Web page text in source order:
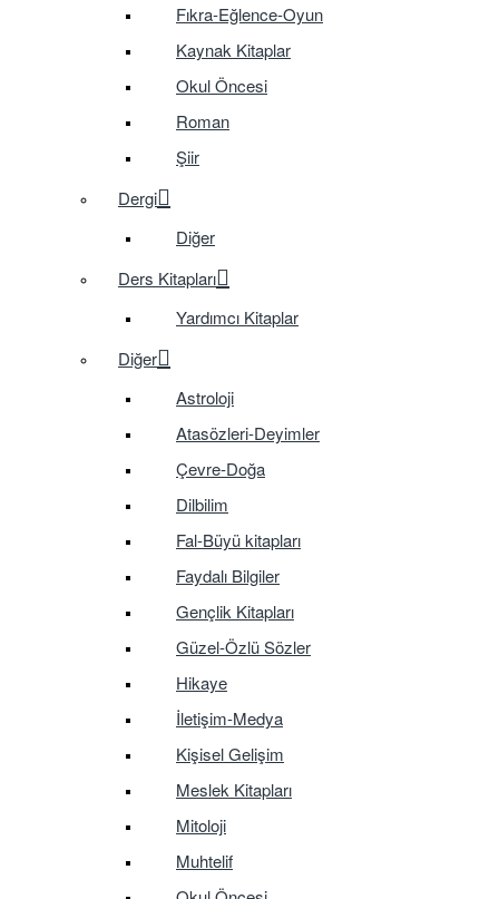
Fıkra-Eğlence-Oyun
Kaynak Kitaplar
Okul Öncesi
Roman
Şiir
Dergi
Diğer
Ders Kitapları
Yardımcı Kitaplar
Diğer
Astroloji
Atasözleri-Deyimler
Çevre-Doğa
Dilbilim
Fal-Büyü kitapları
Faydalı Bilgiler
Gençlik Kitapları
Güzel-Özlü Sözler
Hikaye
İletişim-Medya
Kişisel Gelişim
Meslek Kitapları
Mitoloji
Muhtelif